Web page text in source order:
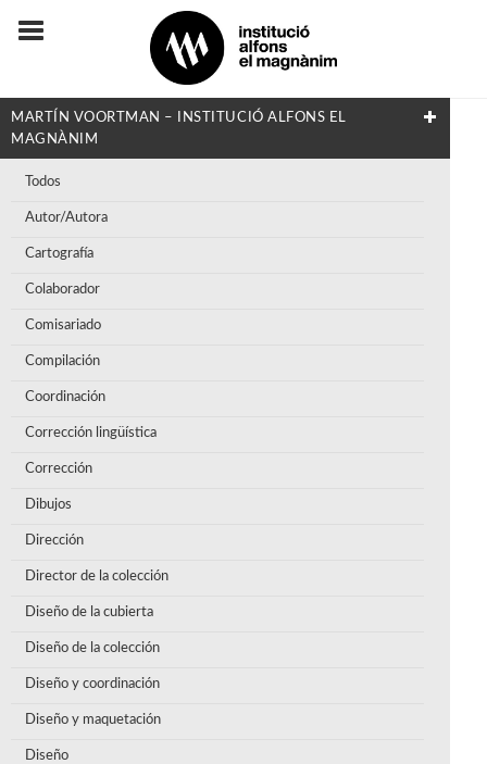
MARTÍN VOORTMAN – INSTITUCIÓ ALFONS EL
MAGNÀNIM
Todos
Autor/Autora
Cartografía
Colaborador
Comisariado
Compilación
Coordinación
Corrección lingüística
Corrección
Dibujos
Dirección
Director de la colección
Diseño de la cubierta
Diseño de la colección
Diseño y coordinación
Diseño y maquetación
Diseño